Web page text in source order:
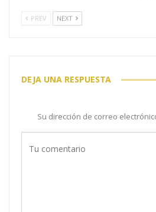
PREV NEXT
DEJA UNA RESPUESTA
Su dirección de correo